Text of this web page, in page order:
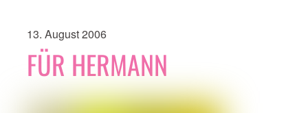
13. August 2006
FÜR HERMANN